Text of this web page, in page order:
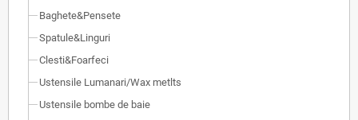
Baghete&Pensete
Spatule&Linguri
Clesti&Foarfeci
Ustensile Lumanari/Wax metlts
Ustensile bombe de baie